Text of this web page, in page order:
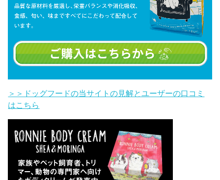
＞＞ドッグフードの当サイトの見解とユーザーの口コミ
はこちら